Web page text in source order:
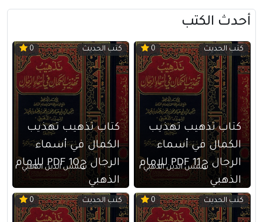
أحدث الكتب
كتب الحديث 0
كتاب تذهيب تهذيب
الكمال في أسماء
الرجال ج11 PDF للإمام
الذهبي
شمس الدين الذهبي
كتب الحديث 0
كتاب تذهيب تهذيب
الكمال في أسماء
الرجال ج10 PDF للإمام
الذهبي
شمس الدين الذهبي
كتب الحديث 0 كتب الحديث 0